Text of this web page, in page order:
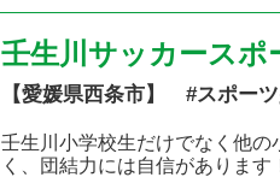
壬生川サッカースポ
【愛媛県西条市】 #スポー
壬生川小学校生だけでなく他の
く、団結力には自信がありま